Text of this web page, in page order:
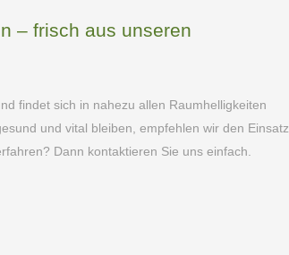
– frisch aus unseren
findet sich in nahezu allen Raumhelligkeiten
und vital bleiben, empfehlen wir den Einsatz
Dann kontaktieren Sie uns einfach.